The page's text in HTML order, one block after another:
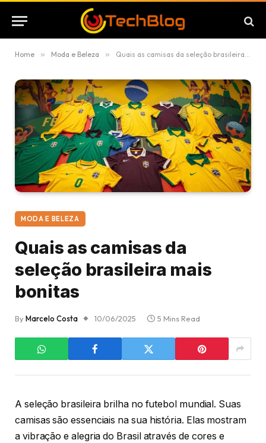
Home » Moda e Beleza » Quais as camisas da seleção brasileira mais bonitas
MODA E BELEZA
Quais as camisas da
seleção brasileira mais
bonitas
ByMarcelo Costa 10/06/2025 5 Mins Read
A seleção brasileira brilha no futebol mundial. Suas
camisas são essenciais na sua história. Elas mostram
a vibração e alegria do Brasil através de cores e